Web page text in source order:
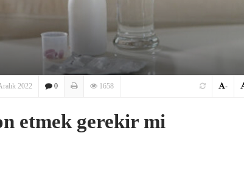
2022 0 1658 -
etmek gerekir mi